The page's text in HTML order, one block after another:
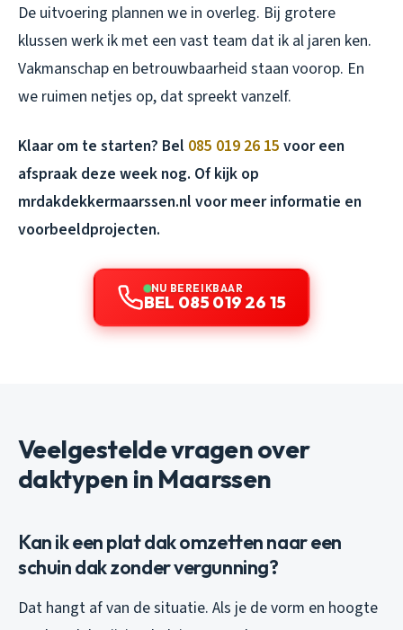
De uitvoering plannen we in overleg. Bij grotere
klussen werk ik met een vast team dat ik al jaren ken.
Vakmanschap en betrouwbaarheid staan voorop. En
we ruimen netjes op, dat spreekt vanzelf.
Klaar om te starten? Bel 085 019 26 15 voor een
afspraak deze week nog. Of kijk op
mrdakdekkermaarssen.nl voor meer informatie en
voorbeeldprojecten.
NU BEREIKBAAR
BEL 085 019 26 15
Veelgestelde vragen over
daktypen in Maarssen
Kan ik een plat dak omzetten naar een
schuin dak zonder vergunning?
Dat hangt af van de situatie. Als je de vorm en hoogte